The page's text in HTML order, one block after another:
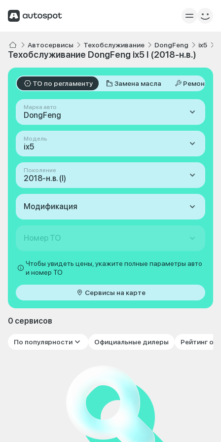
Автосервисы Техобслуживание DongFeng ix5
Техобслуживание DongFeng ix5 I (2018-н.в.)
ТО по регламенту Замена масла Ремонт
Марка авто
DongFeng
Модель
ix5
Поколение
2018-н.в. (I)
Модификация
Номер ТО
Чтобы увидеть цены, укажите полные параметры авто
и номер ТО
Сервисы на карте
0 сервисов
По популярности Официальные дилеры Рейтинг